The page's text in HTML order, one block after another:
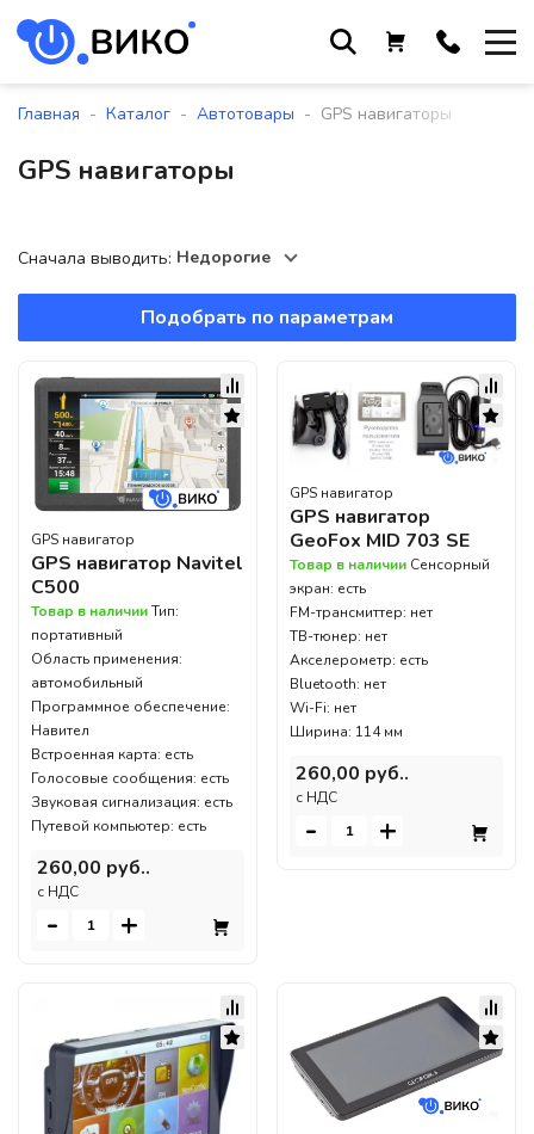
с понедельника по пятницу
По всем вопросам
sales@viko-t.by
Оплата и доставка
Контакты
220118, г. Минск, ул. Крупской, д.
17, пом. 38, оф. №1
Главная - Каталог - Автотовары - GPS навигаторы
GPS навигаторы
Сначала выводить: Недорогие
Подобрать по параметрам
GPS навигатор
GPS навигатор Navitel
C500
Товар в наличииТип:
портативный
Область применения:
автомобильный
Программное обеспечение:
Навител
Встроенная карта: есть
Голосовые сообщения: есть
Звуковая сигнализация: есть
Путевой компьютер: есть
260,00 руб..
c НДС
- +
GPS навигатор
GPS навигатор
GeoFox MID 703 SE
Товар в наличии Сенсорный
экран: есть
FM-трансмиттер: нет
ТВ-тюнер: нет
Акселерометр: есть
Bluetooth: нет
Wi-Fi: нет
Ширина: 114 мм
260,00 руб..
c НДС
- +